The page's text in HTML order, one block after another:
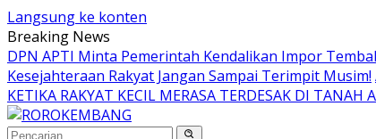
Langsung ke konten
Breaking News
DPN APTI Minta Pemerintah Kendalikan Impor
Kesejahteraan Rakyat Jangan Sampai Terimpit Musim!
KETIKA RAKYAT KECIL MERASA TERDESAK DI TANAH